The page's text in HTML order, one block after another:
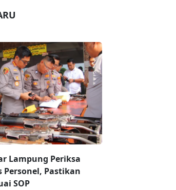
Lampung Periksa
Personel, Pastikan
SOP